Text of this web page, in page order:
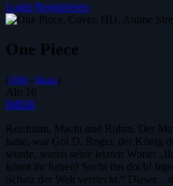
Login Registrieren
One Piece
( 1999 - Heute)
Ab: 16
IMDB
Reichtum, Macht und Ruhm. Der
hatte, war Gol D. Roger, der König
wurde, waren seine letzten Worte:
könnt ihr haben! Sucht ihn doch!
Schatz der Welt versteckt.“ Dieser…